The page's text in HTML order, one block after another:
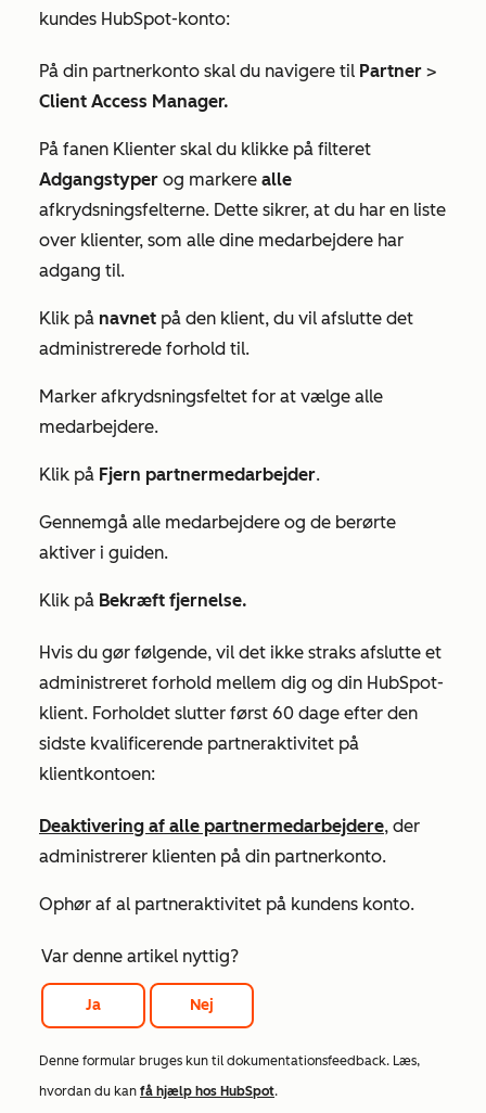
kundes HubSpot-konto:
På din partnerkonto skal du navigere til Partner >
Client Access Manager.
På fanen Klienter skal du klikke på filteret
Adgangstyper og markere alle
afkrydsningsfelterne. Dette sikrer, at du har en liste
over klienter, som alle dine medarbejdere har
adgang til.
Klik på navnet på den klient, du vil afslutte det
administrerede forhold til.
Marker afkrydsningsfeltet for at vælge alle
medarbejdere.
Klik på Fjern partnermedarbejder.
Gennemgå alle medarbejdere og de berørte
aktiver i guiden.
Klik på Bekræft fjernelse.
Hvis du gør følgende, vil det ikke straks afslutte et
administreret forhold mellem dig og din HubSpot-
klient. Forholdet slutter først 60 dage efter den
sidste kvalificerende partneraktivitet på
klientkontoen:
Deaktivering af alle partnermedarbejdere, der
administrerer klienten på din partnerkonto.
Ophør af al partneraktivitet på kundens konto.
Var denne artikel nyttig?
Ja Nej
Denne formular bruges kun til dokumentationsfeedback. Læs,
hvordan du kan få hjælp hos HubSpot.